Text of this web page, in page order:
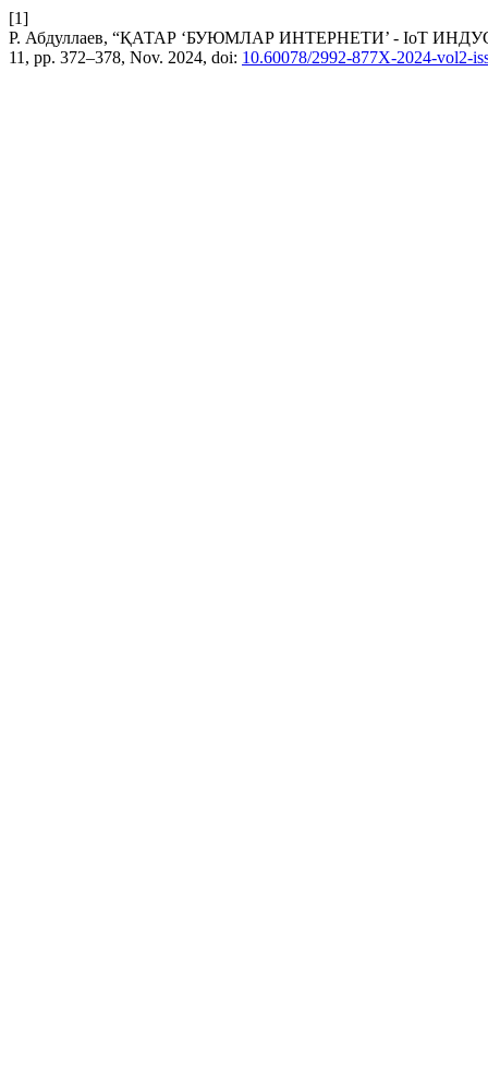
[1]
Р. Абдуллаев, “ҚАТАР ‘БУЮМЛАР ИНТЕРНЕТИ’ - IoT
11, pp. 372–378, Nov. 2024, doi: 10.60078/2992-877X-2024-vol2-